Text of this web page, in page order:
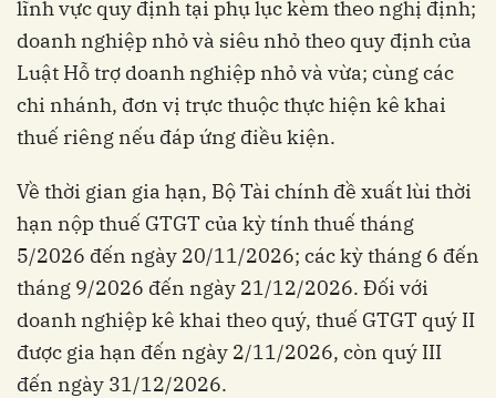
lĩnh vực quy định tại phụ lục kèm theo nghị định;
doanh nghiệp nhỏ và siêu nhỏ theo quy định của
Luật Hỗ trợ doanh nghiệp nhỏ và vừa; cùng các
chi nhánh, đơn vị trực thuộc thực hiện kê khai
thuế riêng nếu đáp ứng điều kiện.
Về thời gian gia hạn, Bộ Tài chính đề xuất lùi thời
hạn nộp thuế GTGT của kỳ tính thuế tháng
5/2026 đến ngày 20/11/2026; các kỳ tháng 6 đến
tháng 9/2026 đến ngày 21/12/2026. Đối với
doanh nghiệp kê khai theo quý, thuế GTGT quý II
được gia hạn đến ngày 2/11/2026, còn quý III
đến ngày 31/12/2026.